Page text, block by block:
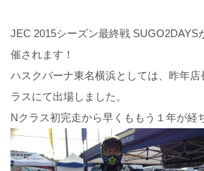
JEC 2015シーズン最終戦 SUGO2DAYS
催されます！
ハスクバーナ東名横浜としては、昨年店
ラスにて出場しました。
Nクラス初完走から早くももう１年が経